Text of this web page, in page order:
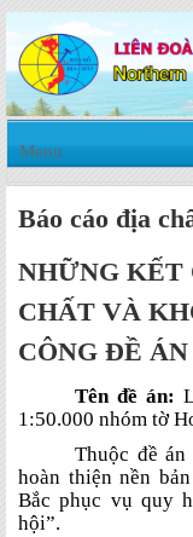
Menu
Báo cáo địa
NHỮNG
CHẤT VÀ
CÔNG ĐỀ
Tên đề án:
1:50.000 nhóm tờ
Thuộc đề
hoàn thiện nền
Bắc phục vụ quy
hội”.